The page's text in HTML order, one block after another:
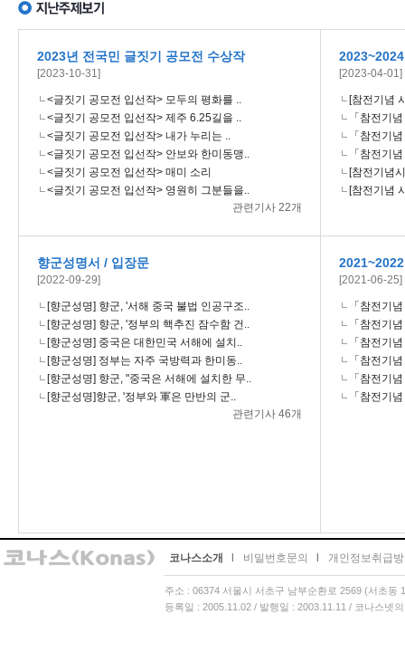
2023년 전국민 글짓기 공모전 수상작
[2023-10-31]
<글짓기 공모전 입선작> 모두의 평화를 ..
<글짓기 공모전 입선작> 제주 6.25길을 ..
<글짓기 공모전 입선작> 내가 누리는 ..
<글짓기 공모전 입선작> 안보와 한미동맹..
<글짓기 공모전 입선작> 매미 소리
<글짓기 공모전 입선작> 영원히 그분들을..
관련기사 22개
[2023-04-01]
[참전기념
「참전기
「참전기
「참전기
[참전기념
[참전기념
향군성명서 / 입장문
[2022-09-29]
[향군성명] 향군, '서해 중국 불법 인공구조..
[향군성명] 향군, '정부의 핵추진 잠수함 건..
[향군성명] 중국은 대한민국 서해에 설치..
[향군성명] 정부는 자주 국방력과 한미동..
[향군성명] 향군, "중국은 서해에 설치한 무..
[향군성명]향군, '정부와 軍은 만반의 군..
관련기사 46개
[2021-06-25]
「참전기
「참전기
「참전기
「참전기
「참전기
「참전기
코나스소개 비밀번호문의 개인정보취급
주소 : 06374 서울시 서초구 남부순환로 2569 (서초
등록일 : 2005.11.02 / 발행일 : 2003.11.11 / 코나스넷